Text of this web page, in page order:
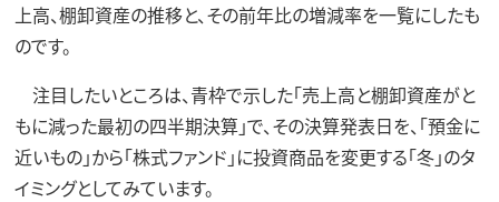
上高、棚卸資産の推移と、その前年比の増減率を一覧にしたも
のです。
注目したいところは、青枠で示した「売上高と棚卸資産がと
もに減った最初の四半期決算」で、その決算発表日を、「預金に
近いもの」から「株式ファンド」に投資商品を変更する「冬」のタ
イミングとしてみています。